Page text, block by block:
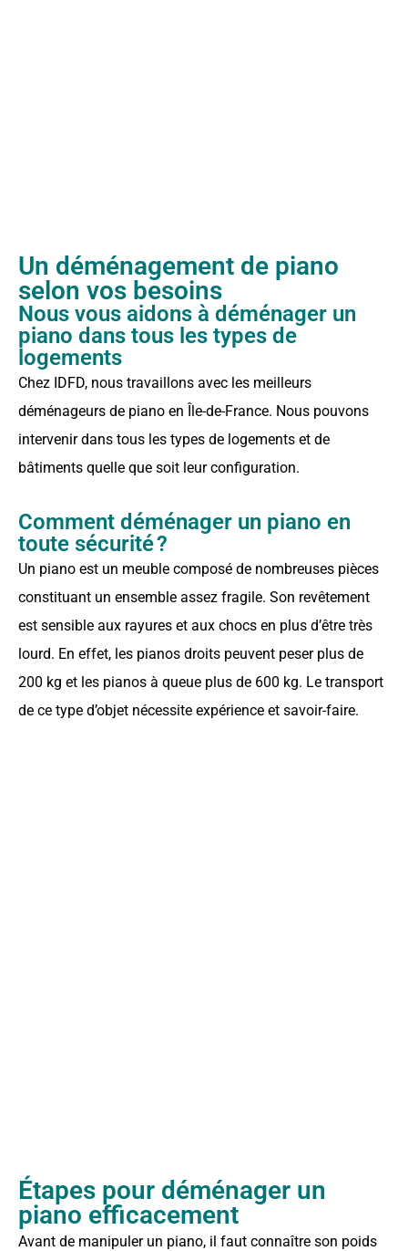
Un déménagement de piano
selon vos besoins
Nous vous aidons à déménager un
piano dans tous les types de
logements
Chez IDFD, nous travaillons avec les meilleurs
déménageurs de piano en Île-de-France. Nous pouvons
intervenir dans tous les types de logements et de
bâtiments quelle que soit leur configuration.
Comment déménager un piano en
toute sécurité ?
Un piano est un meuble composé de nombreuses pièces
constituant un ensemble assez fragile. Son revêtement
est sensible aux rayures et aux chocs en plus d’être très
lourd. En effet, les pianos droits peuvent peser plus de
200 kg et les pianos à queue plus de 600 kg. Le transport
de ce type d’objet nécessite expérience et savoir-faire.
Étapes pour déménager un
piano efficacement
Avant de manipuler un piano, il faut connaître son poids